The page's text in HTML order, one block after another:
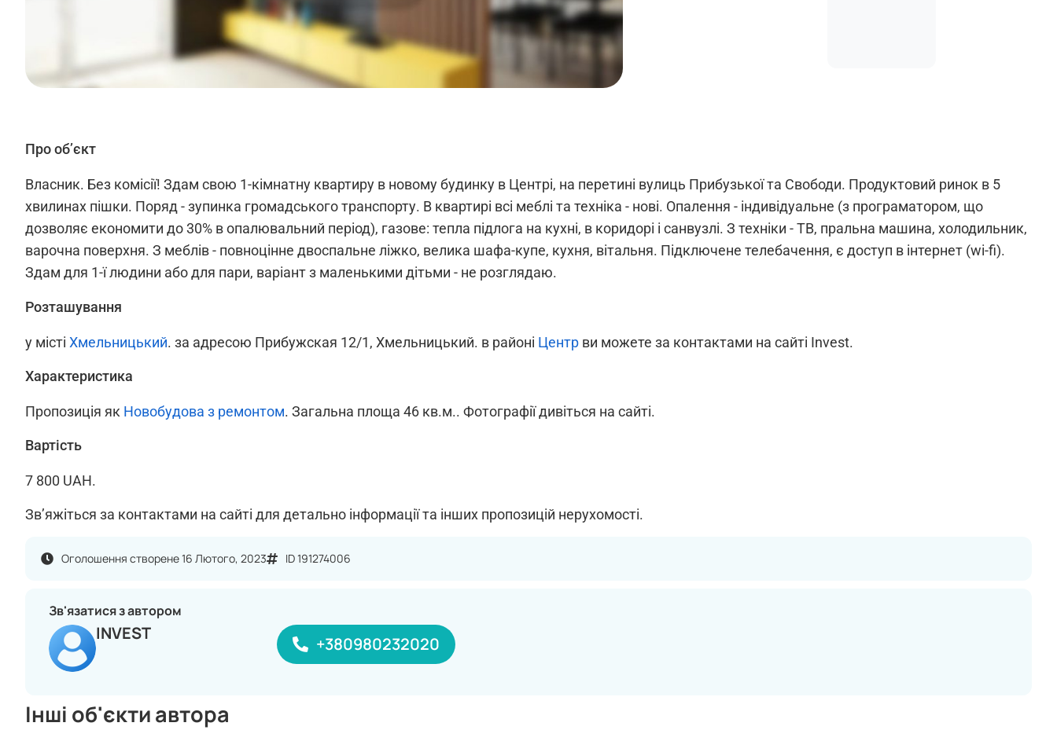
Про об’єкт
Власник. Без комісії! Здам свою 1-кімнатну квартиру в новому будинку в Центрі, на перетині вулиць Прибузької та Свободи. Продуктовий ринок в 5
хвилинах пішки. Поряд - зупинка громадського транспорту. В квартирі всі меблі та техніка - нові. Опалення - індивідуальне (з програматором, що
дозволяє економити до 30% в опалювальний період), газове: тепла підлога на кухні, в коридорі і санвузлі. З техніки - ТВ, пральна машина, холодильник,
варочна поверхня. З меблів - повноцінне двоспальне ліжко, велика шафа-купе, кухня, вітальня. Підключене телебачення, є доступ в інтернет (wi-fi).
Здам для 1-ї людини або для пари, варіант з маленькими дітьми - не розглядаю.
Розташування
у місті Хмельницький. за адресою Прибужская 12/1, Хмельницький. в районі Центр ви можете за контактами на сайті Invest.
Характеристика
Пропозиція як Новобудова з ремонтом. Загальна площа 46 кв.м.. Фотографії дивіться на сайті.
Вартість
7 800 UAH.
Зв’яжіться за контактами на сайті для детально інформації та інших пропозицій нерухомості.
Оголошення створене 16 Лютого, 2023 ID 191274006
Зв'язатися з автором
INVEST
+380980232020
Інші об'єкти автора